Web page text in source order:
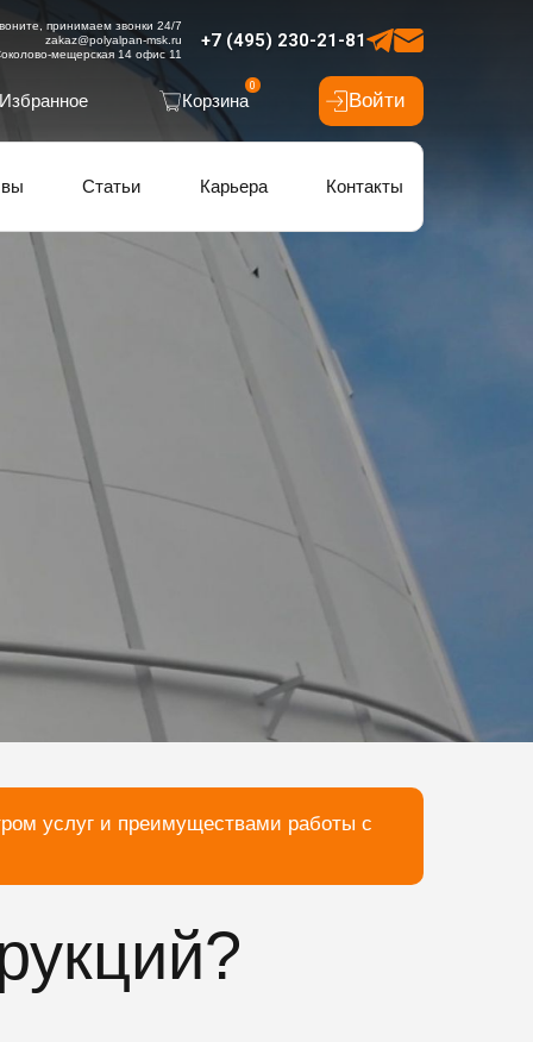
+7 (495) 230-21-81
принимаем звонки 24/7
zakaz@polyalpan-msk.ru
мещерская 14 офис 11
Корзина
0
Войти
Статьи Карьера Контакты
услуг и преимуществами работы с